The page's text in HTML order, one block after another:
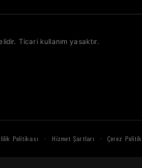
Ticari kullanım yasaktır.
Politikası · Hizmet Şartları · Çerez